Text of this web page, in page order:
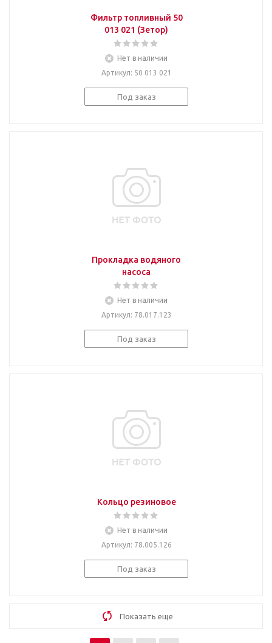
Фильтр топливный 50
013 021 (Зетор)
Нет в наличии
Артикул: 50 013 021
Под заказ
Прокладка водяного
насоса
Нет в наличии
Артикул: 78.017.123
Под заказ
Кольцо резиновое
Нет в наличии
Артикул: 78.005.126
Под заказ
Показать еще